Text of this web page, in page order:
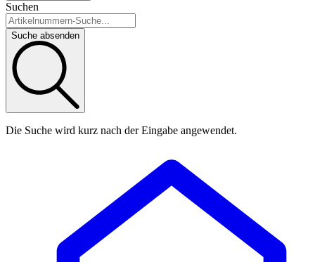
Suchen
Suche absenden
Die Suche wird kurz nach der Eingabe angewendet.